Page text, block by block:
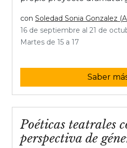
con Soledad Sonia Gonzalez
16 de septiembre al 21 de
Martes de 15 a 17
Saber
Poéticas teatrales
perspectiva de